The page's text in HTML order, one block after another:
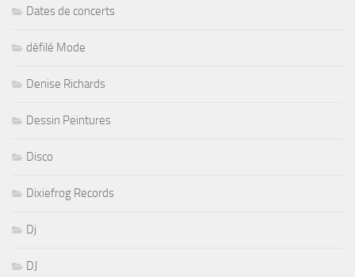
Dates de concerts
défilé Mode
Denise Richards
Dessin Peintures
Disco
Dixiefrog Records
Dj
DJ